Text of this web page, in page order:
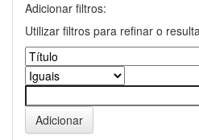
Adicionar filtros:
Utilizar filtros para refinar o